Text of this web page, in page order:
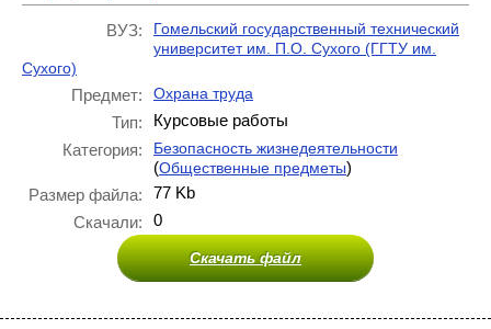
ВУЗ:
Гомельский государственный технический
университет им. П.О. Сухого (ГГТУ им.
Сухого)
Предмет: Охрана труда
Тип:
Курсовые работы
Категория:
Безопасность жизнедеятельности
(Общественные предметы)
Размер файла:
77 Kb
Скачали:
0
Скачать файл